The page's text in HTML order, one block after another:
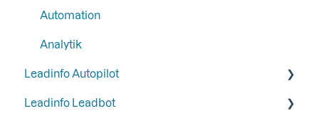
Automation
Analytik
Leadinfo Autopilot
General
Leadinfo Leadbot